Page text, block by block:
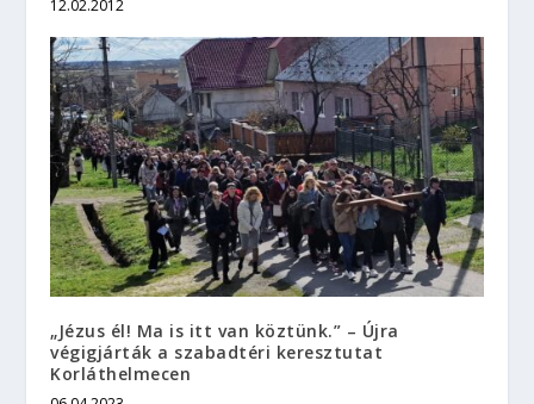
12.02.2012
„Jézus él! Ma is itt van köztünk.” – Újra
végigjárták a szabadtéri keresztutat
Korláthelmecen